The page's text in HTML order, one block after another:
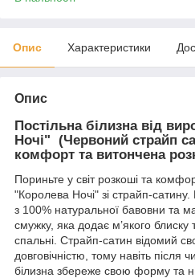
Опис Характеристики
Опис
Постільна білизна від
Ночі" (Червоний страйп
комфорт та витончена
Пориньте у світ розкоші та
"Королева Ночі" зі страйп-
з 100% натуральної бавовни та
смужку, яка додає м’якого блиску
спальні. Страйп-сатин відомий
довговічністю, тому навіть після
білизна збереже свою форму та